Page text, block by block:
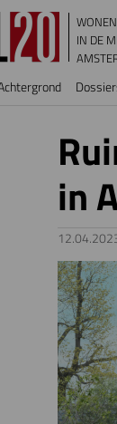
gaan
IN DE
in
Image